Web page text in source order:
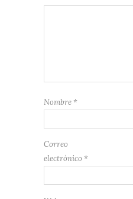
Nombre *
Correo
electrónico *